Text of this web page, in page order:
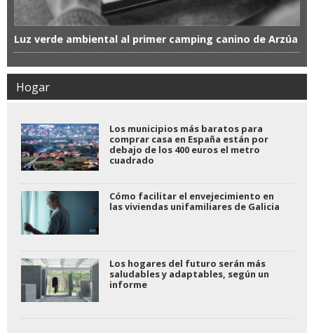
Luz verde ambiental al primer camping canino de Arzúa
Hogar
Los municipios más baratos para
comprar casa en España están por
debajo de los 400 euros el metro
cuadrado
Cómo facilitar el envejecimiento en
las viviendas unifamiliares de Galicia
Los hogares del futuro serán más
saludables y adaptables, según un
informe